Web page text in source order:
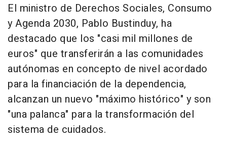
El ministro de Derechos Sociales, Consumo
y Agenda 2030, Pablo Bustinduy, ha
destacado que los "casi mil millones de
euros" que transferirán a las comunidades
autónomas en concepto de nivel acordado
para la financiación de la dependencia,
alcanzan un nuevo "máximo histórico" y son
"una palanca" para la transformación del
sistema de cuidados.